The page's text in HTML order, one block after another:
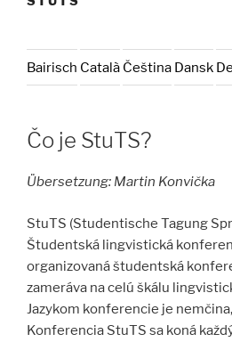
Bairisch Català Čeština Dansk
Čo je StuTS?
Übersetzung: Martin Konvička
StuTS (Studentische Tagung
Študentská lingvistická
organizovaná študentská
zameráva na celú škálu
Jazykom konferencie je
Konferencia StuTS sa koná